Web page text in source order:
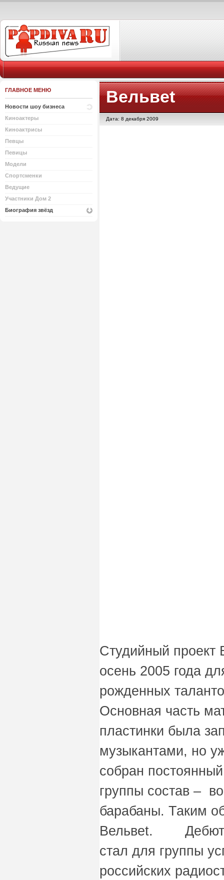
ГЛАВНОЕ МЕНЮ
Новости шоу бизнеса
Киноактеры
Киноактрисы
Певцы
Певицы
Модели
Спортсменки
Ведущие
Участники Дом 2
Биография звёзд
Вельвеt
Дата: 8 декабря 2009
Студийный проект
осень 2005 года
рожденных
Основная часть
пластинки была
музыкантами, но
собран
группы состав –
барабаны. Таким
Вельвеt.
стал для группы
российских